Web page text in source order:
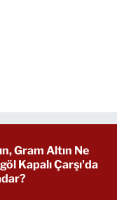
Gram Altın Ne
Kapalı Çarşı'da